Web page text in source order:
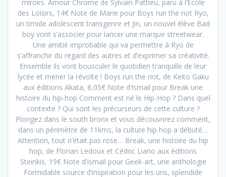
miroirs. Amour Chrome de Sylvain Pattieu, paru à l’Ecole
des Loisirs, 14€ Note de Marie pour Boys run the riot Ryo,
un timide adolescent transgenre et Jin, un nouvel élève Bad
boy vont s’associer pour lancer une marque streetwear.
Une amitié improbable qui va permettre à Ryo de
s’affranchir du regard des autres et d’exprimer sa créativité.
Ensemble ils vont bousculer le quotidien tranquille de leur
lycée et mener la révolte ! Boys run the riot, de Keito Gaku
aux éditions Akata, 8,05€ Note d’Ismail pour Break une
histoire du hip-hop Comment est né le Hip-Hop ? Dans quel
contexte ? Qui sont les précurseurs de cette culture ?
Plongez dans le south bronx et vous découvrirez comment,
dans un périmètre de 11kms, la culture hip hop a débuté…
Attention, tout n’était pas rose… Break, une histoire du hip
hop, de Florian Ledoux et Cédric Liano aux éditions
Steinkis, 19€ Note d’Ismail pour Geek-art, une anthologie
Formidable source d’inspiration pour les uns, splendide